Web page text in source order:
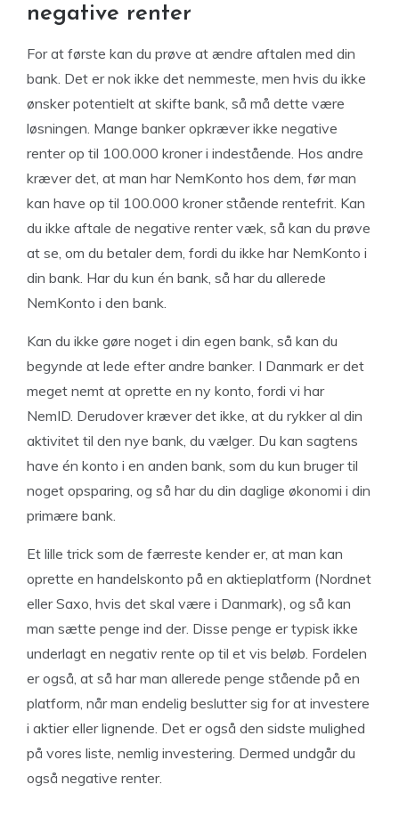
negative renter
For at første kan du prøve at ændre aftalen med din
bank. Det er nok ikke det nemmeste, men hvis du ikke
ønsker potentielt at skifte bank, så må dette være
løsningen. Mange banker opkræver ikke negative
renter op til 100.000 kroner i indestående. Hos andre
kræver det, at man har NemKonto hos dem, før man
kan have op til 100.000 kroner stående rentefrit. Kan
du ikke aftale de negative renter væk, så kan du prøve
at se, om du betaler dem, fordi du ikke har NemKonto i
din bank. Har du kun én bank, så har du allerede
NemKonto i den bank.
Kan du ikke gøre noget i din egen bank, så kan du
begynde at lede efter andre banker. I Danmark er det
meget nemt at oprette en ny konto, fordi vi har
NemID. Derudover kræver det ikke, at du rykker al din
aktivitet til den nye bank, du vælger. Du kan sagtens
have én konto i en anden bank, som du kun bruger til
noget opsparing, og så har du din daglige økonomi i din
primære bank.
Et lille trick som de færreste kender er, at man kan
oprette en handelskonto på en aktieplatform (Nordnet
eller Saxo, hvis det skal være i Danmark), og så kan
man sætte penge ind der. Disse penge er typisk ikke
underlagt en negativ rente op til et vis beløb. Fordelen
er også, at så har man allerede penge stående på en
platform, når man endelig beslutter sig for at investere
i aktier eller lignende. Det er også den sidste mulighed
på vores liste, nemlig investering. Dermed undgår du
også negative renter.